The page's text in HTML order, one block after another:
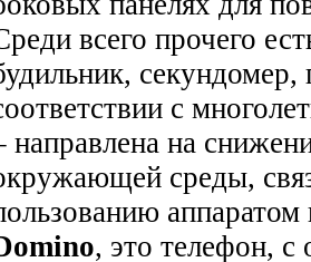
всего прочего
с
направлена на
среды,
, это телефон,